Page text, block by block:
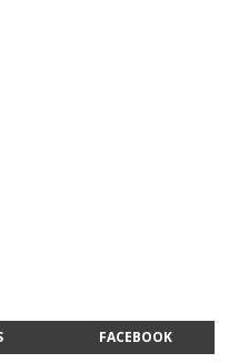
FACEBOOK